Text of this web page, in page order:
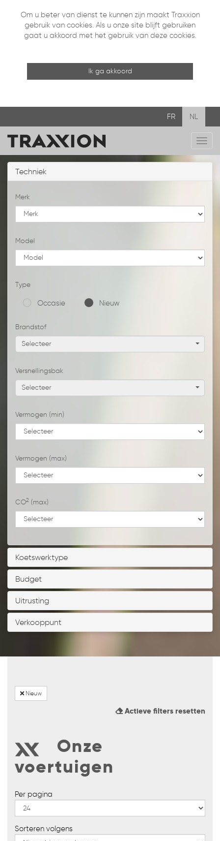
Om u beter van dienst te kunnen zijn maakt Traxxion
gebruik van cookies. Als u onze site blijft gebruiken
gaat u akkoord met het gebruik van deze cookies.
Ik ga akkoord
FR NL
Techniek
Merk
Model
Type
Occasie Nieuw
Brandstof
Selecteer
Versnellingsbak
Selecteer
Vermogen (min)
Vermogen (max)
CO2 (max)
Koetswerktype
Budget
Uitrusting
Verkooppunt
Nieuw
Actieve filters resetten
Onze
voertuigen
Per pagina
Sorteren volgens